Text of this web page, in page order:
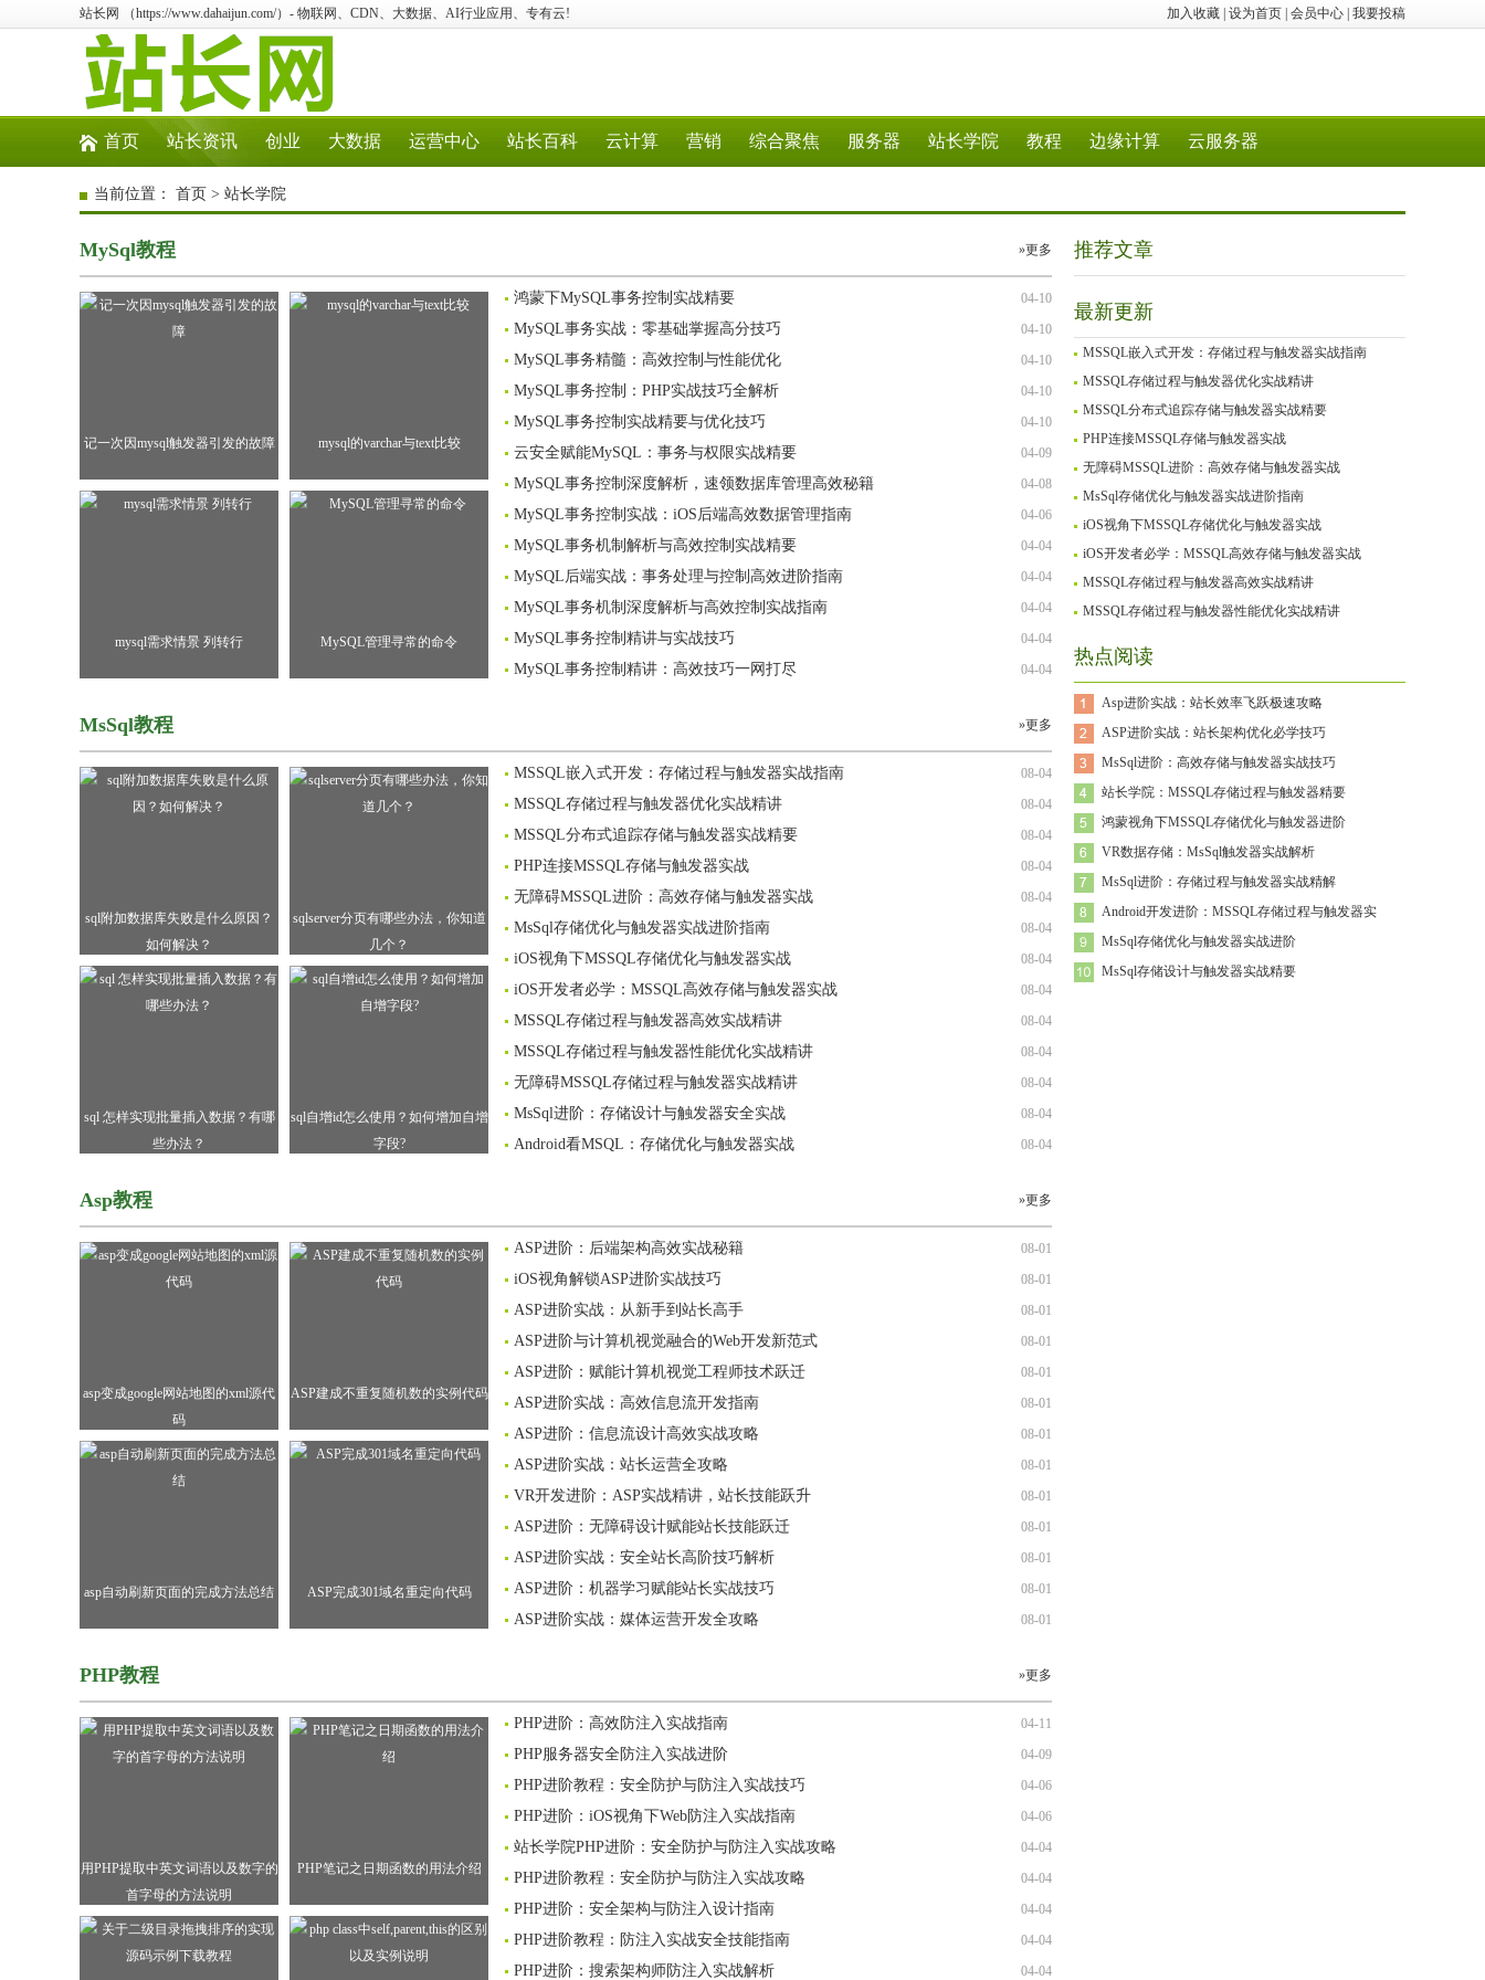
加入收藏 设为首页 会员中心 我要投稿
站长网 （https://www.dahaijun.com/）- 物联网、CDN、大数据、AI行业应用、专有云!
首页 站长资讯 创业 大数据 运营中心 站长百科 云计算 营销 综合聚焦 服务器 站长学院 教程 边缘计算 云服务器
当前位置： 首页 > 站长学院
»更多
MySql教程
记一次因mysql触发器引发的故障 mysql的varchar与text比较
mysql需求情景 列转行 MySQL管理寻常的命令
04-10
鸿蒙下MySQL事务控制实战精要
04-10
MySQL事务实战：零基础掌握高分技巧
04-10
MySQL事务精髓：高效控制与性能优化
04-10
MySQL事务控制：PHP实战技巧全解析
04-10
MySQL事务控制实战精要与优化技巧
04-09
云安全赋能MySQL：事务与权限实战精要
04-08
MySQL事务控制深度解析，速领数据库管理高效秘籍
04-06
MySQL事务控制实战：iOS后端高效数据管理指南
04-04
MySQL事务机制解析与高效控制实战精要
04-04
MySQL后端实战：事务处理与控制高效进阶指南
04-04
MySQL事务机制深度解析与高效控制实战指南
04-04
MySQL事务控制精讲与实战技巧
04-04
MySQL事务控制精讲：高效技巧一网打尽
»更多
MsSql教程
sql附加数据库失败是什么原因？
如何解决？
sqlserver分页有哪些办法，你知道
几个？
sql 怎样实现批量插入数据？有哪
些办法？
sql自增id怎么使用？如何增加自增
字段?
08-04
MSSQL嵌入式开发：存储过程与触发器实战指南
08-04
MSSQL存储过程与触发器优化实战精讲
08-04
MSSQL分布式追踪存储与触发器实战精要
08-04
PHP连接MSSQL存储与触发器实战
08-04
无障碍MSSQL进阶：高效存储与触发器实战
08-04
MsSql存储优化与触发器实战进阶指南
08-04
iOS视角下MSSQL存储优化与触发器实战
08-04
iOS开发者必学：MSSQL高效存储与触发器实战
08-04
MSSQL存储过程与触发器高效实战精讲
08-04
MSSQL存储过程与触发器性能优化实战精讲
08-04
无障碍MSSQL存储过程与触发器实战精讲
08-04
MsSql进阶：存储设计与触发器安全实战
08-04
Android看MSQL：存储优化与触发器实战
»更多
Asp教程
asp变成google网站地图的xml源代
码
ASP建成不重复随机数的实例代码
asp自动刷新页面的完成方法总结 ASP完成301域名重定向代码
08-01
ASP进阶：后端架构高效实战秘籍
08-01
iOS视角解锁ASP进阶实战技巧
08-01
ASP进阶实战：从新手到站长高手
08-01
ASP进阶与计算机视觉融合的Web开发新范式
08-01
ASP进阶：赋能计算机视觉工程师技术跃迁
08-01
ASP进阶实战：高效信息流开发指南
08-01
ASP进阶：信息流设计高效实战攻略
08-01
ASP进阶实战：站长运营全攻略
08-01
VR开发进阶：ASP实战精讲，站长技能跃升
08-01
ASP进阶：无障碍设计赋能站长技能跃迁
08-01
ASP进阶实战：安全站长高阶技巧解析
08-01
ASP进阶：机器学习赋能站长实战技巧
08-01
ASP进阶实战：媒体运营开发全攻略
»更多
PHP教程
用PHP提取中英文词语以及数字的
首字母的方法说明
PHP笔记之日期函数的用法介绍
04-11
PHP进阶：高效防注入实战指南
04-09
PHP服务器安全防注入实战进阶
04-06
PHP进阶教程：安全防护与防注入实战技巧
04-06
PHP进阶：iOS视角下Web防注入实战指南
04-04
站长学院PHP进阶：安全防护与防注入实战攻略
04-04
PHP进阶教程：安全防护与防注入实战攻略
04-04
PHP进阶：安全架构与防注入设计指南
04-04
PHP进阶教程：防注入实战安全技能指南
04-04
PHP进阶：搜索架构师防注入实战解析
推荐文章
最新更新
MSSQL嵌入式开发：存储过程与触发器实战指南
MSSQL存储过程与触发器优化实战精讲
MSSQL分布式追踪存储与触发器实战精要
PHP连接MSSQL存储与触发器实战
无障碍MSSQL进阶：高效存储与触发器实战
MsSql存储优化与触发器实战进阶指南
iOS视角下MSSQL存储优化与触发器实战
iOS开发者必学：MSSQL高效存储与触发器实战
MSSQL存储过程与触发器高效实战精讲
MSSQL存储过程与触发器性能优化实战精讲
热点阅读
Asp进阶实战：站长效率飞跃极速攻略
ASP进阶实战：站长架构优化必学技巧
MsSql进阶：高效存储与触发器实战技巧
站长学院：MSSQL存储过程与触发器精要
鸿蒙视角下MSSQL存储优化与触发器进阶
VR数据存储：MsSql触发器实战解析
MsSql进阶：存储过程与触发器实战精解
Android开发进阶：MSSQL存储过程与触发器实
MsSql存储优化与触发器实战进阶
MsSql存储设计与触发器实战精要